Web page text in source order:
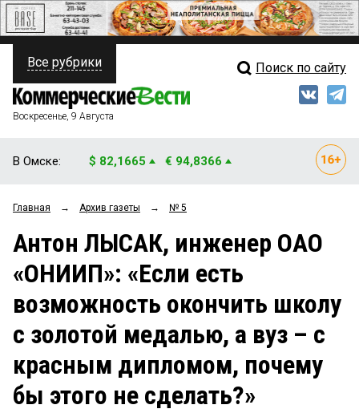
ПОЛИТИКА
ФИНАНСЫ
ОБЩЕСТВО
ЗАКОН
ПРОИСШЕСТВИЯ
СТИЛЬ ЖИЗНИ
Свежий выпуск
Рейтинги
Блоги
Архив
Все рубрики Поиск по сайту
Воскресенье, 9 Августа
В Омске: $ 82,1665 € 94,8366
Главная → Архив газеты → № 5
Антон ЛЫСАК, инженер ОАО
«ОНИИП»: «Если есть
возможность окончить школу
с золотой медалью, а вуз – с
красным дипломом, почему
бы этого не сделать?»